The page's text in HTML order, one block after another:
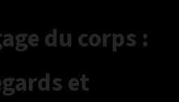
du corps :
et